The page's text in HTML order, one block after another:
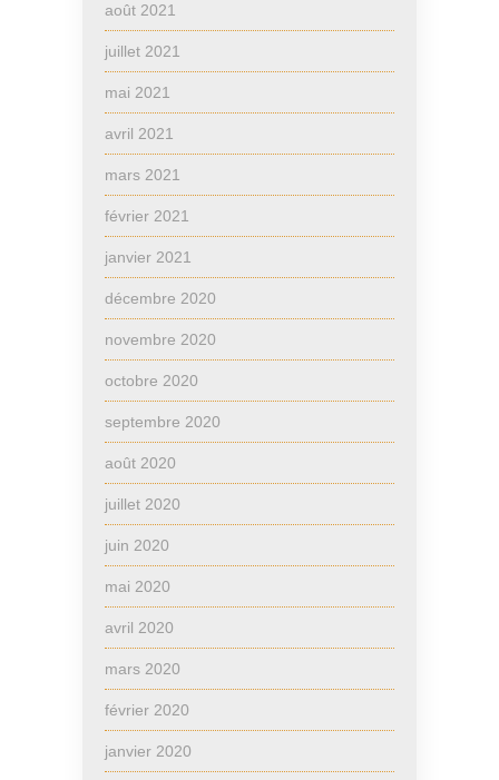
août 2021
juillet 2021
mai 2021
avril 2021
mars 2021
février 2021
janvier 2021
décembre 2020
novembre 2020
octobre 2020
septembre 2020
août 2020
juillet 2020
juin 2020
mai 2020
avril 2020
mars 2020
février 2020
janvier 2020